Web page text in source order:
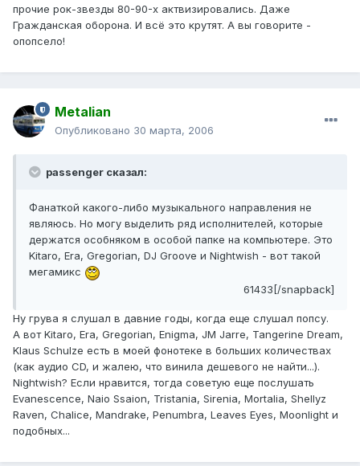
прочие рок-звезды 80-90-х актвизировались. Даже
Гражданская оборона. И всё это крутят. А вы говорите -
опопсело!
Metalian
Опубликовано 30 марта, 2006
passenger сказал:
Фанаткой какого-либо музыкального направления не
являюсь. Но могу выделить ряд исполнителей, которые
держатся особняком в особой папке на компьютере. Это
Kitaro, Era, Gregorian, DJ Groove и Nightwish - вот такой
мегамикс
61433[/snapback]
Ну грува я слушал в давние годы, когда еще слушал попсу.
А вот Kitaro, Era, Gregorian, Enigma, JM Jarre, Tangerine Dream,
Klaus Schulze есть в моей фонотеке в больших количествах
(как аудио CD, и жалею, что винила дешевого не найти...).
Nightwish? Если нравится, тогда советую еще послушать
Evanescence, Naio Ssaion, Tristania, Sirenia, Mortalia, Shellyz
Raven, Chalice, Mandrake, Penumbra, Leaves Eyes, Moonlight и
подобных...